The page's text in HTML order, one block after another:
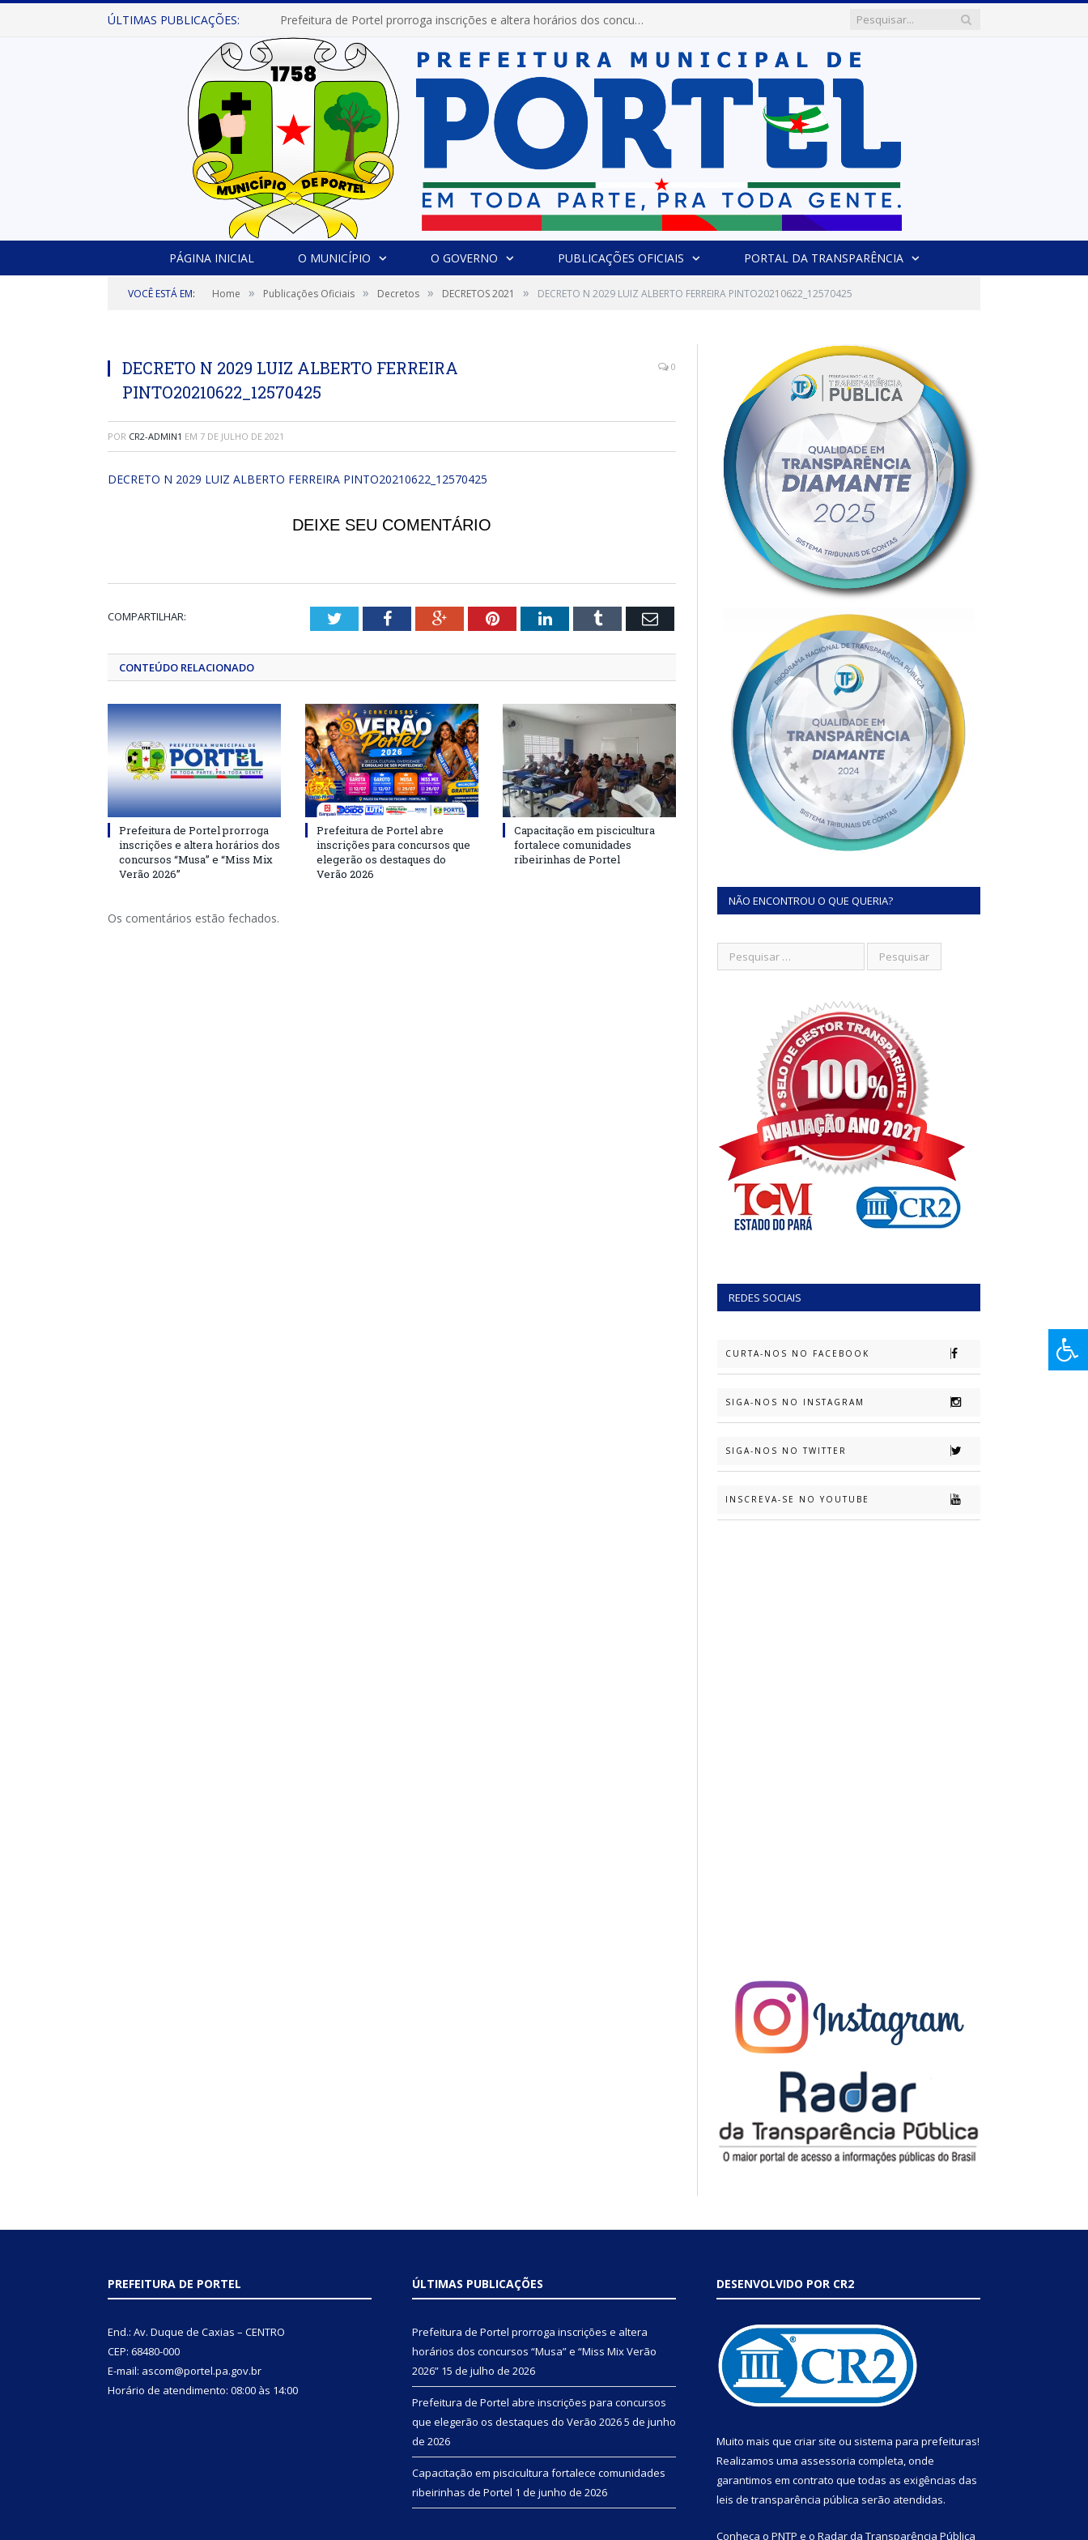
ÚLTIMAS PUBLICAÇÕES: Prefeitura de Portel prorroga inscrições e altera horários dos concursos “Musa” e “Miss Mix Verão 2026”
PÁGINA INICIAL O MUNICÍPIO O GOVERNO PUBLICAÇÕES OFICIAIS PORTAL DA TRANSPARÊNCIA
VOCÊ ESTÁ EM: Home » Publicações Oficiais » Decretos » DECRETOS 2021 » DECRETO N 2029 LUIZ ALBERTO FERREIRA PINTO20210622_12570425
DECRETO N 2029 LUIZ ALBERTO FERREIRA
PINTO20210622_12570425
0
POR CR2-ADMIN1 EM 7 DE JULHO DE 2021
DECRETO N 2029 LUIZ ALBERTO FERREIRA PINTO20210622_12570425
DEIXE SEU COMENTÁRIO
COMPARTILHAR: TwitterFacebookGoogle+PinterestLinkedInTumblr Email
CONTEÚDO RELACIONADO
Prefeitura de Portel prorroga
inscrições e altera horários dos
concursos “Musa” e “Miss Mix
Verão 2026”
Prefeitura de Portel abre
inscrições para concursos que
elegerão os destaques do
Verão 2026
Capacitação em piscicultura
fortalece comunidades
ribeirinhas de Portel
Os comentários estão fechados.
NÃO ENCONTROU O QUE QUERIA?
REDES SOCIAIS
CURTA-NOS NO FACEBOOK
SIGA-NOS NO INSTAGRAM
SIGA-NOS NO TWITTER
INSCREVA-SE NO YOUTUBE
PREFEITURA DE PORTEL
End.: Av. Duque de Caxias – CENTRO
CEP: 68480-000
E-mail: ascom@portel.pa.gov.br
Horário de atendimento: 08:00 às 14:00
ÚLTIMAS PUBLICAÇÕES
Prefeitura de Portel prorroga inscrições e altera
horários dos concursos “Musa” e “Miss Mix Verão
2026” 15 de julho de 2026
Prefeitura de Portel abre inscrições para concursos
que elegerão os destaques do Verão 20265 de junho
de 2026
Capacitação em piscicultura fortalece comunidades
ribeirinhas de Portel 1 de junho de 2026
DESENVOLVIDO POR CR2
Muito mais que criar site ou sistema para prefeituras!
Realizamos uma assessoria completa, onde
garantimos em contrato que todas as exigências das
leis de transparência pública serão atendidas.
Conheça o PNTP e o Radar da Transparência Pública